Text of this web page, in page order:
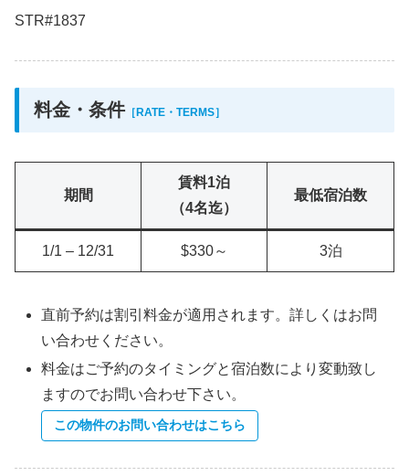
STR#1837
料金・条件［RATE・TERMS］
期間
賃料1泊
（4名迄）
最低宿泊数
1/1 – 12/31 $330～ 3泊
直前予約は割引料金が適用されます。詳しくはお問
い合わせください。
料金はご予約のタイミングと宿泊数により変動致し
ますのでお問い合わせ下さい。
この物件のお問い合わせはこちら